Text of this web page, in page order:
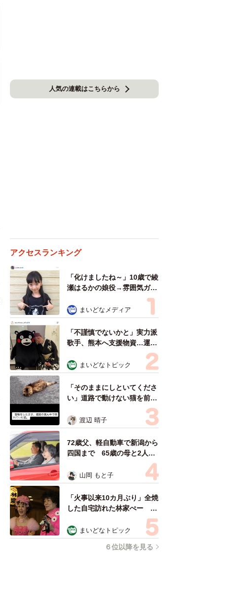
人気の連載はこちらから
アクセスランキング
「化けましたね～」10歳で綾
瀬はるかの娘役→雰囲気ガラ
リの18歳に成長 「メイクで
雰囲気が」「宝塚に入れそ
う」
まいどなメディア
「不謹慎でないかと」実力派
歌手、熊本へ支援物資…運搬
トラックの車体デザインにた
めらい 「痛いほど伝わる」
「行動され立派」
まいどなトピック
「そのままにしといてくださ
い」道路で動けない猫を前に
返された一言… 懸命に生き
ようとした4日間 「命の重
さはみんな同じ」保護団体代
表の訴え
渡辺 晴子
72歳父、軽自動車で新潟から
四国まで 65歳の母と2人で
3泊4日の旅 パーキングの休
憩まで分刻み… 「大学生で
も組まねえよ！」
山岡 もと子
「火事以来10カ月ぶり」全焼
した自宅訪れた林家ぺー 内
装も壁も取り払われスケルト
ン状態の部屋に呆然
まいどなトピック
６位以降を見る